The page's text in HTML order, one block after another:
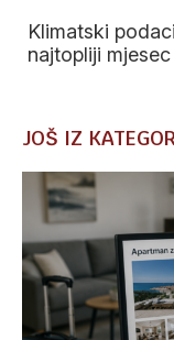
Klimatski
najtopliji
JOŠ IZ